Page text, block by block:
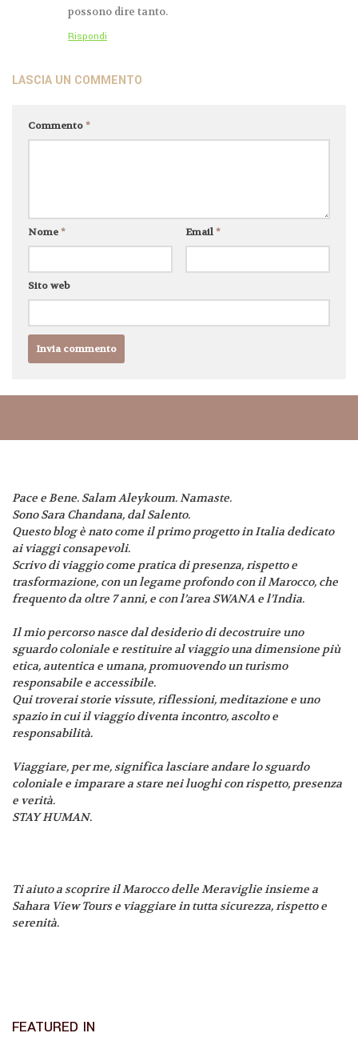
possono dire tanto.
Rispondi
LASCIA UN COMMENTO
Commento*
Nome* Email*
Sito web
Pace e Bene. Salam Aleykoum. Namaste.
Sono Sara Chandana, dal Salento.
Questo blog è nato come il primo progetto in Italia dedicato
ai viaggi consapevoli.
Scrivo di viaggio come pratica di presenza, rispetto e
trasformazione, con un legame profondo con il Marocco, che
frequento da oltre 7 anni, e con l’area SWANA e l’India.
Il mio percorso nasce dal desiderio di decostruire uno
sguardo coloniale e restituire al viaggio una dimensione più
etica, autentica e umana, promuovendo un turismo
responsabile e accessibile.
Qui troverai storie vissute, riflessioni, meditazione e uno
spazio in cui il viaggio diventa incontro, ascolto e
responsabilità.
Viaggiare, per me, significa lasciare andare lo sguardo
coloniale e imparare a stare nei luoghi con rispetto, presenza
e verità.
STAY HUMAN.
Ti aiuto a scoprire il Marocco delle Meraviglie insieme a
Sahara View Tours e viaggiare in tutta sicurezza, rispetto e
serenità.
FEATURED IN